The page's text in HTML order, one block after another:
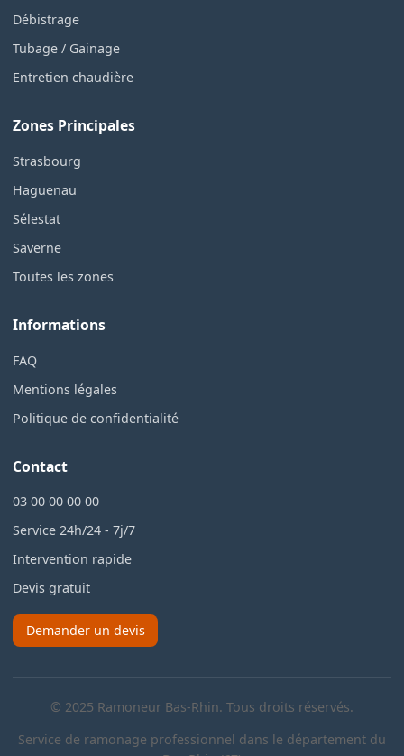
Débistrage
Tubage / Gainage
Entretien chaudière
Zones Principales
Strasbourg
Haguenau
Sélestat
Saverne
Toutes les zones
Informations
FAQ
Mentions légales
Politique de confidentialité
Contact
03 00 00 00 00
Service 24h/24 - 7j/7
Intervention rapide
Devis gratuit
Demander un devis
© 2025 Ramoneur Bas-Rhin. Tous droits réservés.
Service de ramonage professionnel dans le département du